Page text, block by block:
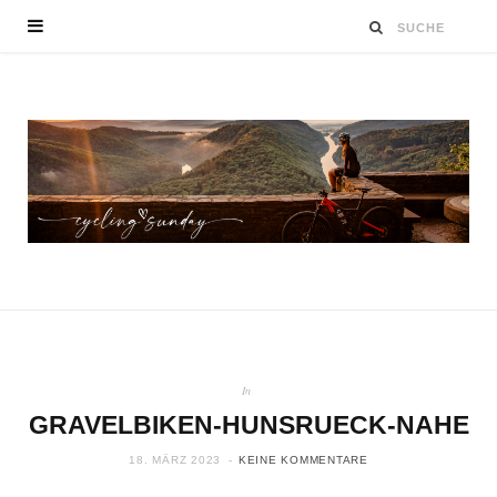
In
GRAVELBIKEN-HUNSRUECK-NAHE
18. MÄRZ 2023 KEINE KOMMENTARE